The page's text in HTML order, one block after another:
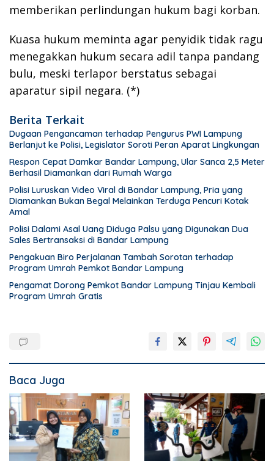
memberikan perlindungan hukum bagi korban.
Kuasa hukum meminta agar penyidik tidak ragu
menegakkan hukum secara adil tanpa pandang
bulu, meski terlapor berstatus sebagai
aparatur sipil negara. (*)
Berita Terkait
Dugaan Pengancaman terhadap Pengurus PWI Lampung
Berlanjut ke Polisi, Legislator Soroti Peran Aparat Lingkungan
Respon Cepat Damkar Bandar Lampung, Ular Sanca 2,5 Meter
Berhasil Diamankan dari Rumah Warga
Polisi Luruskan Video Viral di Bandar Lampung, Pria yang
Diamankan Bukan Begal Melainkan Terduga Pencuri Kotak
Amal
Polisi Dalami Asal Uang Diduga Palsu yang Digunakan Dua
Sales Bertransaksi di Bandar Lampung
Pengakuan Biro Perjalanan Tambah Sorotan terhadap
Program Umrah Pemkot Bandar Lampung
Pengamat Dorong Pemkot Bandar Lampung Tinjau Kembali
Program Umrah Gratis
Baca Juga